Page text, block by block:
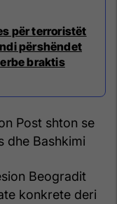
për terroristët
përshëndet
braktis
Post shton se
dhe Bashkimi
Beogradit
konkrete deri